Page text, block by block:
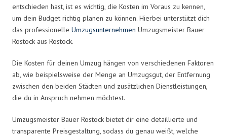
entschieden hast, ist es wichtig, die Kosten im Voraus zu kennen,
um dein Budget richtig planen zu können. Hierbei unterstützt dich
das professionelle Umzugsunternehmen Umzugsmeister Bauer
Rostock aus Rostock.
Die Kosten für deinen Umzug hängen von verschiedenen Faktoren
ab, wie beispielsweise der Menge an Umzugsgut, der Entfernung
zwischen den beiden Städten und zusätzlichen Dienstleistungen,
die du in Anspruch nehmen möchtest.
Umzugsmeister Bauer Rostock bietet dir eine detaillierte und
transparente Preisgestaltung, sodass du genau weißt, welche